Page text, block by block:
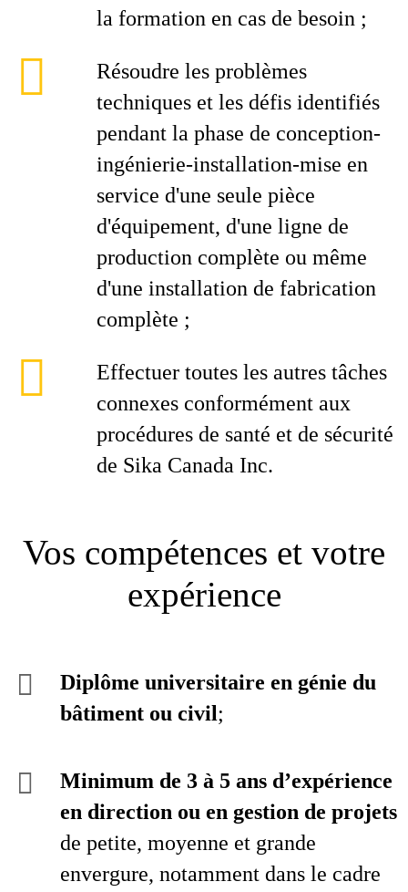
la formation en cas de besoin ;
Résoudre les problèmes
techniques et les défis identifiés
pendant la phase de conception-
ingénierie-installation-mise en
service d'une seule pièce
d'équipement, d'une ligne de
production complète ou même
d'une installation de fabrication
complète ;
Effectuer toutes les autres tâches
connexes conformément aux
procédures de santé et de sécurité
de Sika Canada Inc.
Vos compétences et votre
expérience
Diplôme universitaire en génie du
bâtiment ou civil;
Minimum de 3 à 5 ans d’expérience
en direction ou en gestion de projets
de petite, moyenne et grande
envergure, notamment dans le cadre